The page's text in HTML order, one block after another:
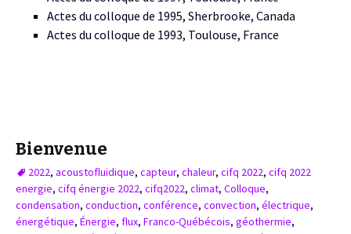
Actes du colloque de 1995, Sherbrooke, Canada
Actes du colloque de 1993, Toulouse, France
Bienvenue
2022, acoustofluidique, capteur, chaleur, cifq 2022, cifq 2022
energie, cifq énergie 2022, cifq2022, climat, Colloque,
condensation, conduction, conférence, convection, électrique,
énergétique, Énergie, flux, Franco-Québécois, géothermie,